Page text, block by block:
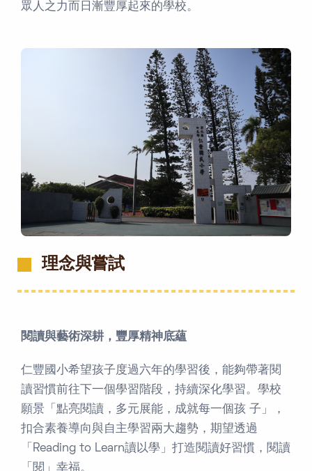
眾人之力而日漸豐厚起來的學校。
理念與嘗試
閱讀與藝術深耕，豐厚精神底蘊
仁豐國小希望孩子度過六年的學習後，能夠帶著閱
讀習慣前往下一個學習階段，持續深化學習。學校
願景「點亮閱讀，多元展能，成就每一個孩 子」，
扣合素養導向與自主學習兩大趨勢，期望透過
「Reading to Learn讀以學」打造閱讀好習慣，閱讀
「閱」幸福。